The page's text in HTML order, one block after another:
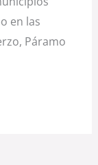
en las
Páramo